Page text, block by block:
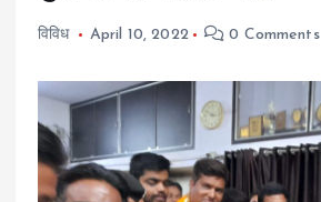
विविध April 10, 2022 0 Comments